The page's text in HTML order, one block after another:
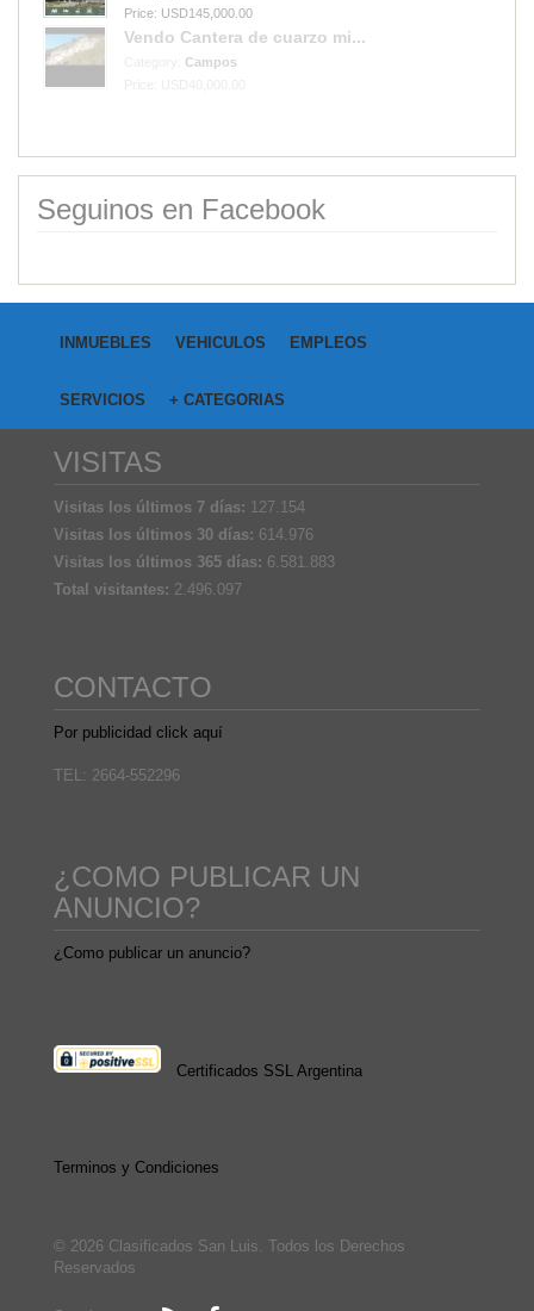
Price: USD40,000.00
Seguinos en Facebook
INMUEBLES VEHICULOS EMPLEOS
SERVICIOS + CATEGORIAS
VISITAS
Visitas los últimos 7 días: 127.154
Visitas los últimos 30 días: 614.976
Visitas los últimos 365 días: 6.581.883
Total visitantes: 2.496.097
CONTACTO
Por publicidad click aquí
TEL: 2664-552296
¿COMO PUBLICAR UN
ANUNCIO?
¿Como publicar un anuncio?
Certificados SSL Argentina
Terminos y Condiciones
© 2026 Clasificados San Luis. Todos los Derechos
Reservados